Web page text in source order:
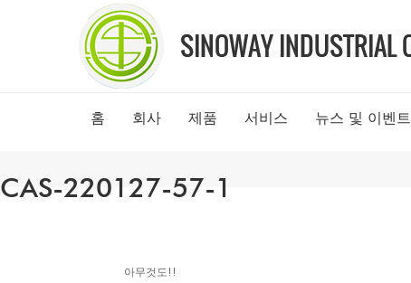
홈 회사 제품 서비스 뉴스 및 이벤트
CAS-220127-57-1
아무것도!!